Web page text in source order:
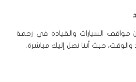
مواقف السيارات والقيادة في زحمة
حيث أننا نصل إليك مباشرة.